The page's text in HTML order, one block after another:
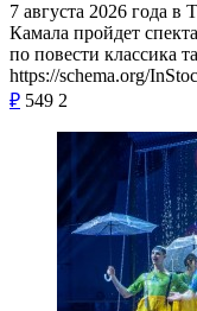
7 августа 2026 года в
Камала пройдет
по повести классика
https://schema.org/
₽ 549 2